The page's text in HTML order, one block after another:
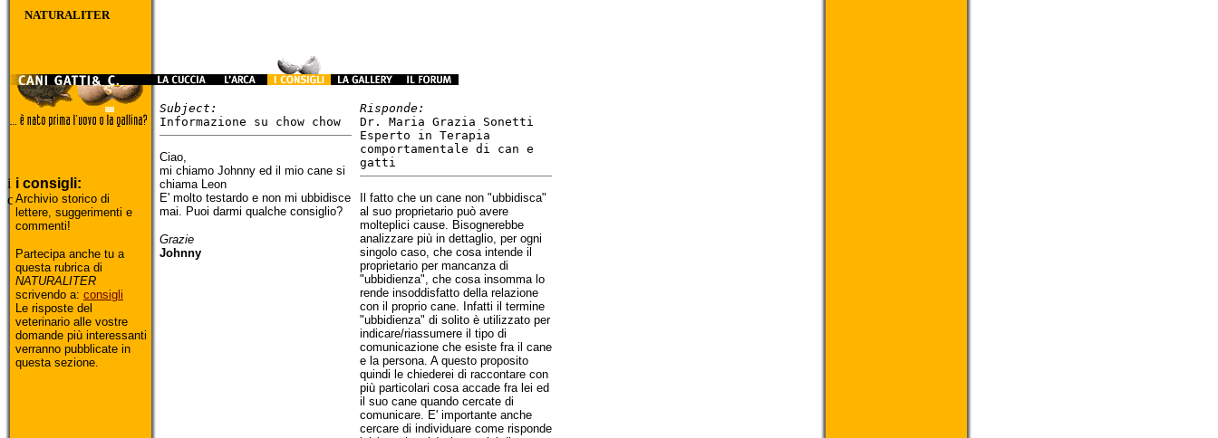
NATURALITER
i consigli:
Archivio storico di
lettere, suggerimenti e
commenti!
Partecipa anche tu a
questa rubrica di
NATURALITER
scrivendo a: consigli
Le risposte del
veterinario alle vostre
domande più interessanti
verranno pubblicate in
questa sezione.
Subject:
Informazione su chow chow
Ciao,
mi chiamo Johnny ed il mio cane si
chiama Leon
E' molto testardo e non mi ubbidisce
mai. Puoi darmi qualche consiglio?
Grazie
Johnny
Risponde:
Dr. Maria Grazia Sonetti
Esperto in Terapia
comportamentale di can e
gatti
Il fatto che un cane non "ubbidisca"
al suo proprietario può avere
molteplici cause. Bisognerebbe
analizzare più in dettaglio, per ogni
singolo caso, che cosa intende il
proprietario per mancanza di
"ubbidienza", che cosa insomma lo
rende insoddisfatto della relazione
con il proprio cane. Infatti il termine
"ubbidienza" di solito è utilizzato per
indicare/riassumere il tipo di
comunicazione che esiste fra il cane
e la persona. A questo proposito
quindi le chiederei di raccontare con
più particolari cosa accade fra lei ed
il suo cane quando cercate di
comunicare. E' importante anche
cercare di individuare come risponde